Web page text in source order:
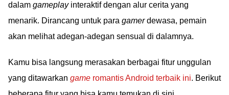
dalam gameplayinteraktif dengan alur cerita yang
menarik. Dirancang untuk para gamerdewasa, pemain
akan melihat adegan-adegan sensual di dalamnya.
Kamu bisa langsung merasakan berbagai fitur unggulan
yang ditawarkan game romantis Android terbaik ini. Berikut